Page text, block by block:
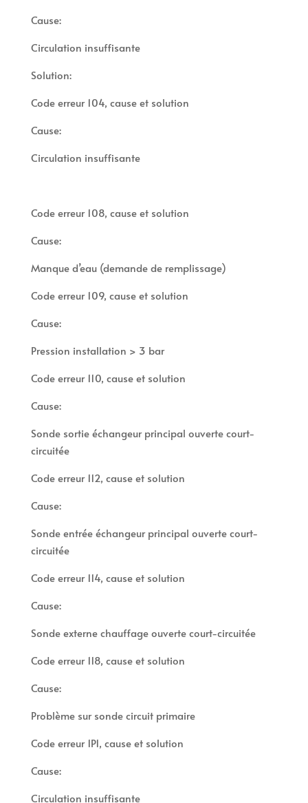
Cause:
Circulation insuffisante
Solution:
Code erreur 104, cause et solution
Cause:
Circulation insuffisante
Code erreur 108, cause et solution
Cause:
Manque d’eau (demande de remplissage)
Code erreur 109, cause et solution
Cause:
Pression installation > 3 bar
Code erreur 110, cause et solution
Cause:
Sonde sortie échangeur principal ouverte court-
circuitée
Code erreur 112, cause et solution
Cause:
Sonde entrée échangeur principal ouverte court-
circuitée
Code erreur 114, cause et solution
Cause:
Sonde externe chauffage ouverte court-circuitée
Code erreur 118, cause et solution
Cause:
Problème sur sonde circuit primaire
Code erreur 1P1, cause et solution
Cause:
Circulation insuffisante